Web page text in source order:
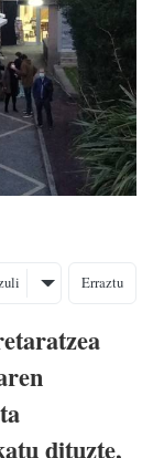
Erraztu
dituzte,